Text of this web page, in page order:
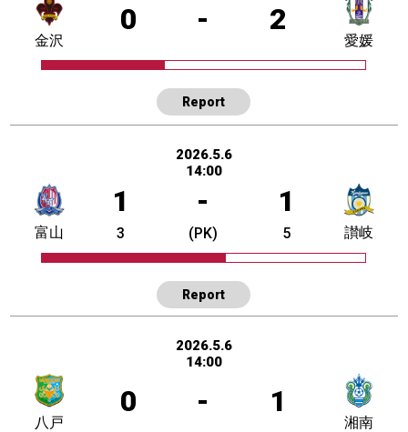
0 - 2
金沢 愛媛
Report
2026.5.6
14:00
1 - 1
富山 3 (PK) 5 讃岐
Report
2026.5.6
14:00
0 - 1
八戸 湘南